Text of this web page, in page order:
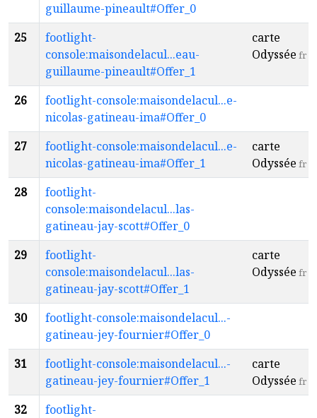
guillaume-pineault#Offer_0
25
footlight-
console:maisondelacul...eau-
guillaume-pineault#Offer_1
carte
Odyssée fr
26
footlight-console:maisondelacul...e-
nicolas-gatineau-ima#Offer_0
27
footlight-console:maisondelacul...e-
nicolas-gatineau-ima#Offer_1
carte
Odyssée fr
28
footlight-
console:maisondelacul...las-
gatineau-jay-scott#Offer_0
29
footlight-
console:maisondelacul...las-
gatineau-jay-scott#Offer_1
carte
Odyssée fr
30
footlight-console:maisondelacul...-
gatineau-jey-fournier#Offer_0
31
footlight-console:maisondelacul...-
gatineau-jey-fournier#Offer_1
carte
Odyssée fr
32
footlight-